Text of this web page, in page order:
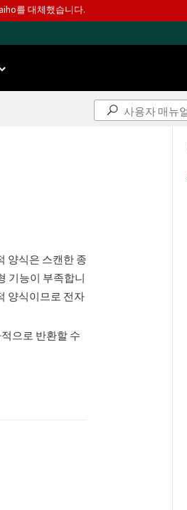
를 대체했습니다.
양식은 스캔한 종
기능이 부족합니
양식이므로 전자
으로 반환할 수